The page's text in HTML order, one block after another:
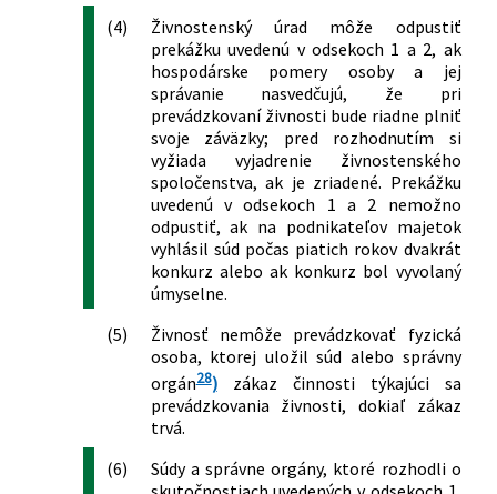
(živnostenský zákon) v znení
neskorších predpisov
650/2004 Z. z.
Zákon o doplnkovom dôchodkovom
sporení a o zmene a doplnení
niektorých zákonov
656/2004 Z. z.
Zákon o energetike a o zmene
niektorých zákonov
725/2004 Z. z.
Zákon o podmienkach prevádzky
vozidiel v premávke na pozemných
komunikáciách a o zmene a doplnení
niektorých zákonov
8/2005 Z. z.
Zákon o správcoch a o zmene a
doplnení niektorých zákonov
93/2005 Z. z.
Zákon o autoškolách a o zmene a
doplnení niektorých zákonov
331/2005 Z. z.
Zákon o orgánoch štátnej správy vo
veciach drogových prekurzorov a o
340/2005 Z. z.
Zákon o sprostredkovaní poistenia a
(4)
Živnostenský úrad môže odpustiť
prekážku uvedenú v odsekoch 1 a 2, ak
hospodárske pomery osoby a jej
správanie nasvedčujú, že pri
prevádzkovaní živnosti bude riadne plniť
svoje záväzky; pred rozhodnutím si
vyžiada vyjadrenie živnostenského
spoločenstva, ak je zriadené. Prekážku
uvedenú v odsekoch 1 a 2 nemožno
odpustiť, ak na podnikateľov majetok
vyhlásil súd počas piatich rokov dvakrát
konkurz alebo ak konkurz bol vyvolaný
úmyselne.
(5)
Živnosť nemôže prevádzkovať fyzická
osoba, ktorej uložil súd alebo správny
orgán28)zákaz činnosti týkajúci sa
prevádzkovania živnosti, dokiaľ zákaz
trvá.
(6)
Súdy a správne orgány, ktoré rozhodli o